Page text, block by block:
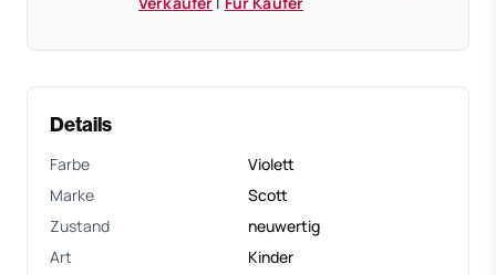
Details
Farbe
Violett
Marke
Scott
Zustand
neuwertig
Art
Kinder